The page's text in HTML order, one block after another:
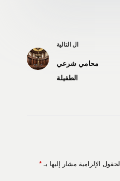
ال التالية
محامي شرعي
الطفيلة
الحقول الإلزامية مشار إليها بـ *